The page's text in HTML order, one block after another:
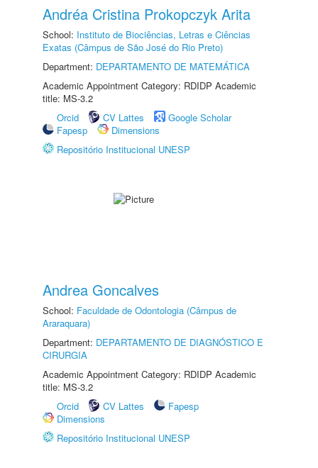
Andréa Cristina Prokopczyk Arita
School: Instituto de Biociências, Letras e Ciências
Exatas (Câmpus de São José do Rio Preto)
Department: DEPARTAMENTO DE MATEMÁTICA
Academic Appointment Category: RDIDP Academic
title: MS-3.2
Orcid
CV Lattes
Google Scholar
Fapesp
Dimensions
Repositório Institucional UNESP
Andrea Goncalves
School: Faculdade de Odontologia (Câmpus de
Araraquara)
Department: DEPARTAMENTO DE DIAGNÓSTICO E
CIRURGIA
Academic Appointment Category: RDIDP Academic
title: MS-3.2
Orcid
CV Lattes
Fapesp
Dimensions
Repositório Institucional UNESP